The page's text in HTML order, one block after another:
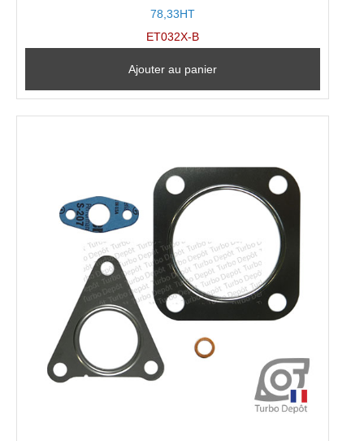
78,33HT
ET032X-B
Ajouter au panier